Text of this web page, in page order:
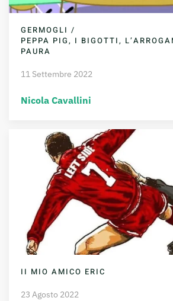
GERMOGLI /
PEPPA PIG, I BIGOTTI,
PAURA
11 Settembre 2022
Nicola Cavallini
II MIO AMICO ERIC
23 Agosto 2022